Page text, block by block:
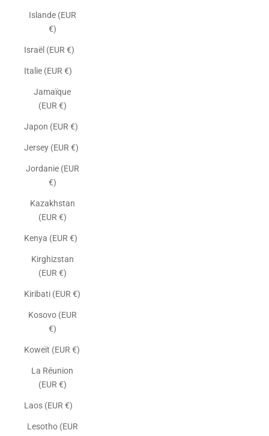
Islande (EUR
€)
Israël (EUR €)
Italie (EUR €)
Jamaïque
(EUR €)
Japon (EUR €)
Jersey (EUR €)
Jordanie (EUR
€)
Kazakhstan
(EUR €)
Kenya (EUR €)
Kirghizstan
(EUR €)
Kiribati (EUR €)
Kosovo (EUR
€)
Koweït (EUR €)
La Réunion
(EUR €)
Laos (EUR €)
Lesotho (EUR